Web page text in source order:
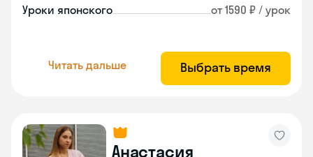
Уроки японского от 1590 ₽ / урок
Читать дальше Выбрать время
Анастасия